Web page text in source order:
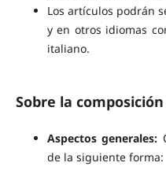
Los artículos podrán
y en otros idiomas
italiano.
Sobre la
Aspectos generales:
de la siguiente forma: